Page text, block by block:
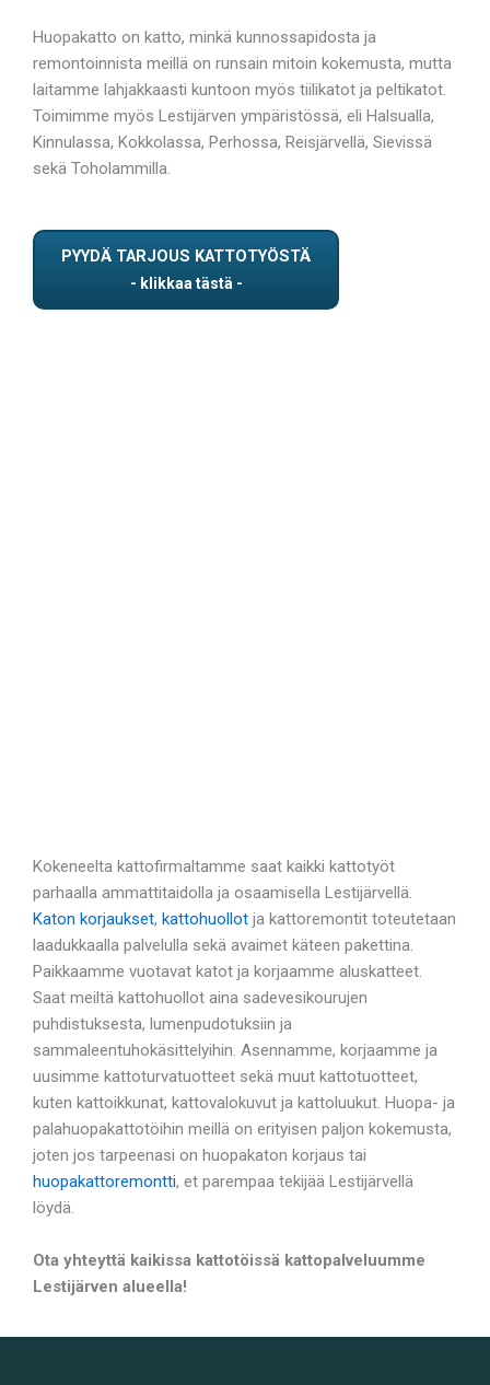
Huopakatto on katto, minkä kunnossapidosta ja
remontoinnista meillä on runsain mitoin kokemusta, mutta
laitamme lahjakkaasti kuntoon myös tiilikatot ja peltikatot.
Toimimme myös Lestijärven ympäristössä, eli Halsualla,
Kinnulassa, Kokkolassa, Perhossa, Reisjärvellä, Sievissä
sekä Toholammilla.
PYYDÄ TARJOUS KATTOTYÖSTÄ
Kokeneelta kattofirmaltamme saat kaikki kattotyöt
parhaalla ammattitaidolla ja osaamisella Lestijärvellä.
Katon korjaukset, kattohuollot ja kattoremontit toteutetaan
laadukkaalla palvelulla sekä avaimet käteen pakettina.
Paikkaamme vuotavat katot ja korjaamme aluskatteet.
Saat meiltä kattohuollot aina sadevesikourujen
puhdistuksesta, lumenpudotuksiin ja
sammaleentuhokäsittelyihin. Asennamme, korjaamme ja
uusimme kattoturvatuotteet sekä muut kattotuotteet,
kuten kattoikkunat, kattovalokuvut ja kattoluukut. Huopa- ja
palahuopakattotöihin meillä on erityisen paljon kokemusta,
joten jos tarpeenasi on huopakaton korjaus tai
huopakattoremontti, et parempaa tekijää Lestijärvellä
löydä.
Ota yhteyttä kaikissa kattotöissä kattopalveluumme
Lestijärven alueella!